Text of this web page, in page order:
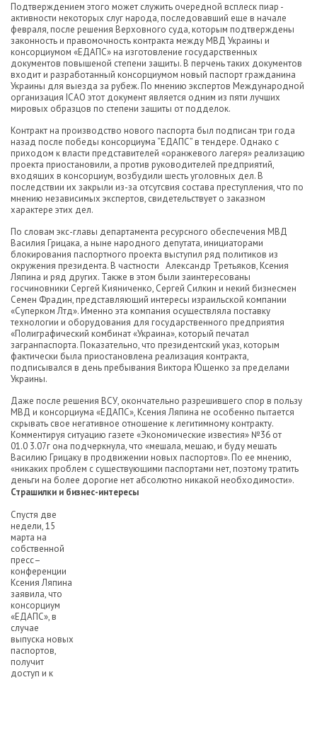
Подтверждением этого может служить очередной всплеск пиар -
активности некоторых слуг народа, последовавший еще в начале
февраля, после решения Верховного суда, которым подтверждены
законность и правомочность контракта между МВД Украины и
консорциумом «ЕДАПС» на изготовление государственных
документов повышеной степени защиты. В перчень таких документов
входит и разработанный консорциумом новый паспорт гражданина
Украины для выезда за рубеж. По мнению экспертов Международной
организация ICAO этот документ является одним из пяти лучших
мировых образцов по степени защиты от подделок.
Контракт на производство нового паспорта был подписан три года
назад после победы консорциума “ЕДАПС” в тендере. Однако с
приходом к власти представителей «оранжевого лагеря» реализацию
проекта приостановили, а против руководителей предприятий,
входящих в консорциум, возбудили шесть уголовных дел. В
последствии их закрыли из-за отсутсвия состава преступления, что по
мнению независимых экспертов, свидетельствует о заказном
характере этих дел.
По словам экс-главы департамента ресурсного обеспечения МВД
Василия Грицака, а ныне народного депутата, инициаторами
блокирования паспортного проекта выступил ряд политиков из
окружения президента. В частности Александр Третьяков, Ксения
Ляпина и ряд других. Также в этом были заинтересованы
госчиновники Сергей Кияниченко, Сергей Силкин и некий бизнесмен
Семен Фрадин, представляющий интересы израильской компании
«Суперком Лтд». Именно эта компания осуществляла поставку
технологии и оборудования для государственного предприятия
«Полиграфический комбинат «Украина», который печатал
загранпаспорта. Показательно, что президентский указ, которым
фактически была приостановлена реализация контракта,
подписывался в день пребывания Виктора Ющенко за пределами
Украины.
Даже после решения ВСУ, окончательно разрешившего спор в пользу
МВД и консорциума «ЕДАПС», Ксения Ляпина не особенно пытается
скрывать свое негативное отношение к легитимному контракту.
Комментируя ситуацию газете «Экономические известия» №36 от
01.0 3.07г она подчеркнула, что «мешала, мешаю, и буду мешать
Василию Грицаку в продвижении новых паспортов». По ее мнению,
«никаких проблем с существующими паспортами нет, поэтому тратить
деньги на более дорогие нет абсолютно никакой необходимости».
Страшилки и бизнес-интересы
Спустя две
недели, 15
марта на
собственной
пресс–
конференции
Ксения Ляпина
заявила, что
консорциум
«ЕДАПС», в
случае
выпуска новых
паспортов,
получит
доступ и к